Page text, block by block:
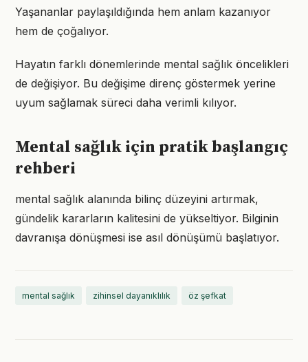
Yaşananlar paylaşıldığında hem anlam kazanıyor
hem de çoğalıyor.
Hayatın farklı dönemlerinde mental sağlık öncelikleri
de değişiyor. Bu değişime direnç göstermek yerine
uyum sağlamak süreci daha verimli kılıyor.
Mental sağlık için pratik başlangıç
rehberi
mental sağlık alanında bilinç düzeyini artırmak,
gündelik kararların kalitesini de yükseltiyor. Bilginin
davranışa dönüşmesi ise asıl dönüşümü başlatıyor.
mental sağlık zihinsel dayanıklılık öz şefkat